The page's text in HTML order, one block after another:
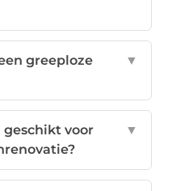
greeploze
▼
voor
▼